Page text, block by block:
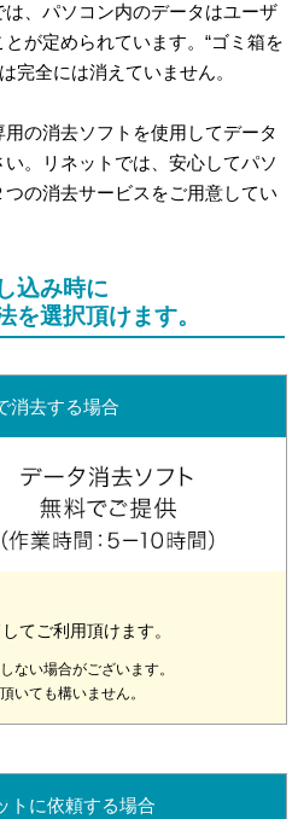
は、パソコン内のデータはユーザ
が定められています。“ゴミ箱を
完全には消えていません。
の消去ソフトを使用してデータ
。リネットでは、安心してパソ
の消去サービスをご用意してい
込み時に
を選択頂けます。
消去する場合
てご利用頂けます。
ない場合がございます。
いても構いません。
トに依頼する場合